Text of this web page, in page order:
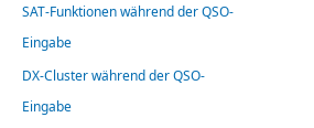
SAT-Funktionen während der QSO-
Eingabe
DX-Cluster während der QSO-
Eingabe